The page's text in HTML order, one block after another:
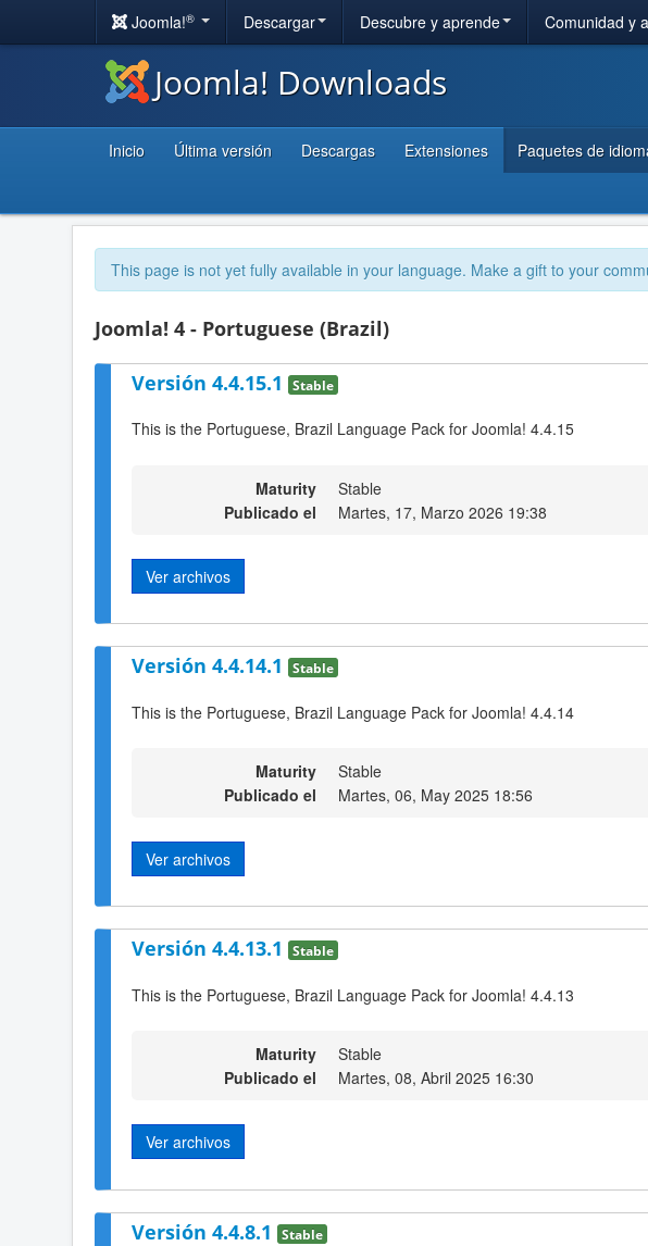
Joomla!® Descargar Descubre y aprende Comunidad y
Joomla! Downloads
Inicio Última versión Descargas Extensiones Paquetes de
This page is not yet fully available in your language. Make a gift to your
Joomla! 4 - Portuguese (Brazil)
Versión 4.4.15.1 Stable
This is the Portuguese, Brazil Language Pack for Joomla! 4.4.15
Maturity
Stable
Publicado el
Martes, 17, Marzo 2026 19:38
Ver archivos
Versión 4.4.14.1 Stable
This is the Portuguese, Brazil Language Pack for Joomla! 4.4.14
Maturity
Stable
Publicado el
Martes, 06, May 2025 18:56
Ver archivos
Versión 4.4.13.1 Stable
This is the Portuguese, Brazil Language Pack for Joomla! 4.4.13
Maturity
Stable
Publicado el
Martes, 08, Abril 2025 16:30
Ver archivos
Versión 4.4.8.1 Stable